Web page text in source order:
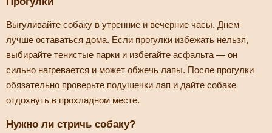
Выгуливайте собаку в утренние и вечерние часы. Днем
лучше оставаться дома. Если прогулки избежать нельзя,
выбирайте тенистые парки и избегайте асфальта — он
сильно нагревается и может обжечь лапы. После прогулки
обязательно проверьте подушечки лап и дайте собаке
отдохнуть в прохладном месте.
Нужно ли стричь собаку?